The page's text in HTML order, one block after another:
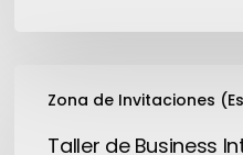
Zona de Invitaciones
Taller de Business